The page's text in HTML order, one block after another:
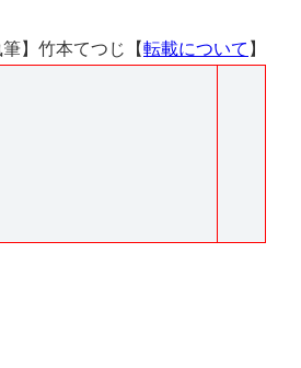
筆】竹本てつじ【転載について 】